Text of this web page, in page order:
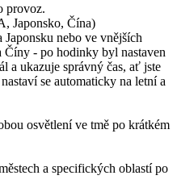
provoz.
Japonsko, Čína)
nebo ve vnějších
- po hodinky byl nastaven
a ukazuje správný čas, ať jste
se automaticky na letní a
osvětlení ve tmě po krátkém
a specifických oblastí po